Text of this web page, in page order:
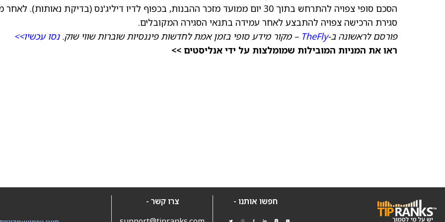
הסכם סופי צפויה להתרחש בתוך 30 יום ממועד מזכר ההבנות, בכפוף לדיו דיליג'נס (בדיקת נאותות).
סגירת הרכישה צפויה להתבצע לאחר עמידה בתנאי הסגירה המקובלים.
פורסם לראשונה ב-TheFly – מקור מידע סופי בזמן אמת לחדשות פיננסיות שוברות שווי שוק.נסו עכשיו>>
ראו את המניות המובילות שמומלצות על ידי אנליסטים >>
חפשו אותנו -
צרו קשר -